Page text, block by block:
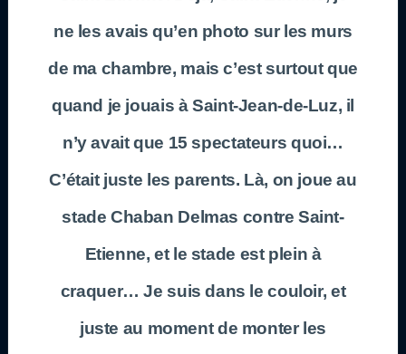
ne les avais qu’en photo sur les murs
de ma chambre, mais c’est surtout que
quand je jouais à Saint-Jean-de-Luz, il
n’y avait que 15 spectateurs quoi…
C’était juste les parents. Là, on joue au
stade Chaban Delmas contre Saint-
Etienne, et le stade est plein à
craquer… Je suis dans le couloir, et
juste au moment de monter les